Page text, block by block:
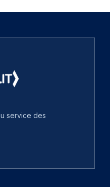
service des